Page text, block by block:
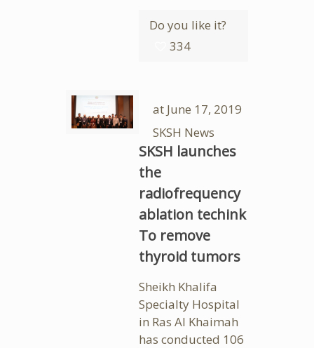
Do you like it?
334
at June 17, 2019
SKSH News
SKSH launches
the
radiofrequency
ablation techink
To remove
thyroid tumors
Sheikh Khalifa
Specialty Hospital
in Ras Al Khaimah
has conducted 106